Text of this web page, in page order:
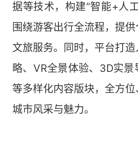
据等技术，构建“智能+人
围绕游客出行全流程，提
文旅服务。同时，平台打
略、VR全景体验、3D实
等多样化内容版块，全方
城市风采与魅力。